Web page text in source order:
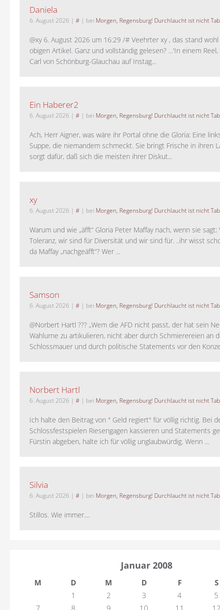
Daniela
6. August 2026 | # | bei Morgen, Regensburg! Durchlaucht ist nicht
@xy 6. August 2026 um 16:29 /# Veehrter xy , das stand
obigen Artikel. Ganz und vollständig gelesen? ...'In einem
Carl von Schönburg-Glauchau auf Instag...
Ein Haberer2
6. August 2026 | # | bei Morgen, Regensburg! Durchlaucht ist nicht
Ach, Herr Aigner, was wäre ihr Portal ohne die Gloria: Eine
Suppe, die niemandem schmeckt. Sie bringt Frische in ihren
sorgt dafür, daß sich die meisten ihrer Diskut...
xy
6. August 2026 | # | bei Morgen, Regensburg! Durchlaucht ist nicht
Warum und wie „äfft“ Gloria Peter Maffay nach, wenn sie
Toleranz, wir sind für Diversität und wir sind für. ..ihr wisst
da Maffay „nachgeäfft“? Wer ...
Samson
6. August 2026 | # | bei Morgen, Regensburg! Durchlaucht ist nicht
@Norbert Hartl ??? „Wem die AFD nicht passt, der hat sein
Wahlurne zu artikulieren, nicht aber durch Schmierereien an
Schlossmauer und durch politische Statements vor den
Norbert Hartl
6. August 2026 | # | bei Morgen, Regensburg! Durchlaucht ist nicht
Ich halte den Beitrag von " Geld regiert" für völlig richtig. Bei
Schlossfestspielen Riesengagen kassieren und Statements
Fürstin abgeben, halte ich für völlig unglaubwürdig. Wenn ...
Silvia
6. August 2026 | # | bei Morgen, Regensburg! Durchlaucht ist nicht
Stillos. Wie immer....
Januar 2008
M D M D F
S
1
2 3 4
5